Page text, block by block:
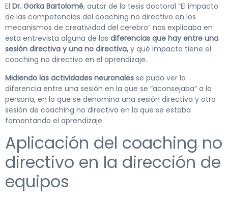
El Dr. Gorka Bartolomé, autor de la tesis doctoral “El impacto
de las competencias del coaching no directivo en los
mecanismos de creatividad del cerebro” nos explicaba en
esta entrevista alguna de las diferencias que hay entre una
sesión directiva y una no directiva, y qué impacto tiene el
coaching no directivo en el aprendizaje.
Midiendo las actividades neuronales se pudo ver la
diferencia entre una sesión en la que se “aconsejaba” a la
persona, en lo que se denomina una sesión directiva y otra
sesión de coaching no directivo en la que se estaba
fomentando el aprendizaje.
Aplicación del coaching no
directivo en la dirección de
equipos